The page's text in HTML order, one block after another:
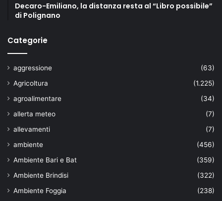
Decaro-Emiliano, la distanza resta al “Libro possibile”
di Polignano
Categorie
aggressione
(63)
Agricoltura
(1.225)
agroalimentare
(34)
allerta meteo
(7)
allevamenti
(7)
ambiente
(456)
Ambiente Bari e Bat
(359)
Ambiente Brindisi
(322)
Ambiente Foggia
(238)